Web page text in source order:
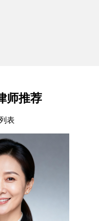
师推荐
表